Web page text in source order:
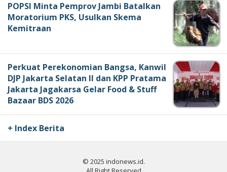
POPSI Minta Pemprov Jambi Batalkan
Moratorium PKS, Usulkan Skema
Kemitraan
Perkuat Perekonomian Bangsa, Kanwil
DJP Jakarta Selatan II dan KPP Pratama
Jakarta Jagakarsa Gelar Food & Stuff
Bazaar BDS 2026
+ Index Berita
© 2025 indonews.id.